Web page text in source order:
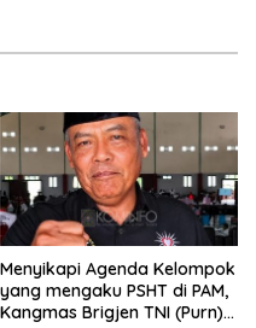
Menyikapi Agenda Kelompok
yang mengaku PSHT di PAM,
Kangmas Brigjen TNI (Purn)